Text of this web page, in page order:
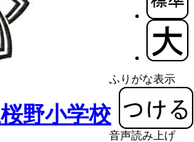
ふりがな表示
音声読み上げ
野小学校